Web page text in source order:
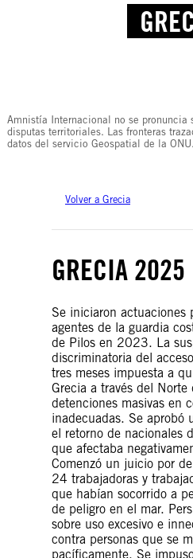
Amnistía Internacional no se pronuncia
disputas territoriales. Las fronteras
datos del servicio Geospatial de la ONU.
Volver a Grecia
GRECIA 2025
Se iniciaron actuaciones
agentes de la guardia
de Pilos en 2023. La
discriminatoria del
tres meses impuesta a
Grecia a través del
detenciones masivas en
inadecuadas. Se aprobó
el retorno de nacionales
que afectaba
Comenzó un juicio por
24 trabajadoras y
que habían socorrido a
de peligro en el mar.
sobre uso excesivo e
contra personas que se
pacíficamente. Se